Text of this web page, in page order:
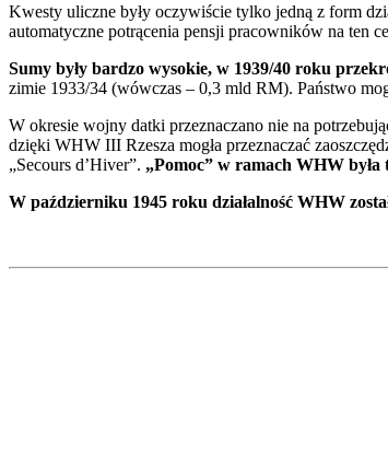
Kwesty uliczne były oczywiście tylko jedną z form
automatyczne potrącenia pensji pracowników na ten
Sumy były bardzo wysokie, w 1939/40 roku
zimie 1933/34 (wówczas – 0,3 mld RM). Państwo
W okresie wojny datki przeznaczano nie na
dzięki WHW III Rzesza mogła przeznaczać
„Secours d’Hiver”. „Pomoc” w ramach WHW
W październiku 1945 roku działalność WHW